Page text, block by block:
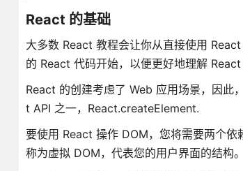
React 的基础
大多数 React 教程会让你从直接使用
的 React 代码开始，以便更好地理解 React
React 的创建考虑了 Web 应用场景，因此
t API 之一，React.createElement.
要使用 React 操作 DOM，您将需要两个
称为虚拟 DOM，代表您的用户界面的结构